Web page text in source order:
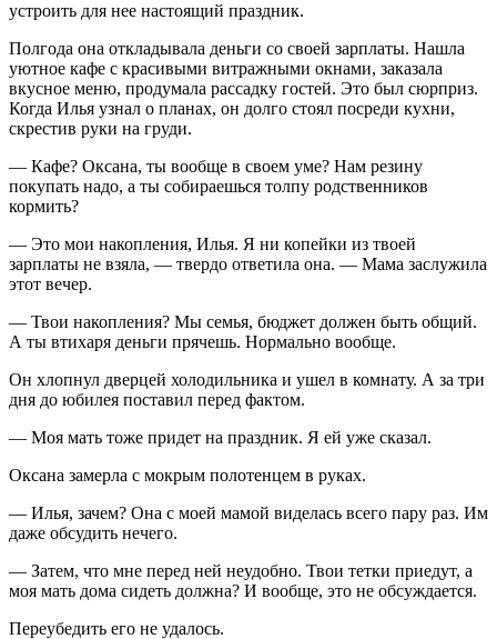
устроить для нее настоящий праздник.
Полгода она откладывала деньги со своей зарплаты. Нашла
уютное кафе с красивыми витражными окнами, заказала
вкусное меню, продумала рассадку гостей. Это был сюрприз.
Когда Илья узнал о планах, он долго стоял посреди кухни,
скрестив руки на груди.
— Кафе? Оксана, ты вообще в своем уме? Нам резину
покупать надо, а ты собираешься толпу родственников
кормить?
— Это мои накопления, Илья. Я ни копейки из твоей
зарплаты не взяла, — твердо ответила она. — Мама заслужила
этот вечер.
— Твои накопления? Мы семья, бюджет должен быть общий.
А ты втихаря деньги прячешь. Нормально вообще.
Он хлопнул дверцей холодильника и ушел в комнату. А за три
дня до юбилея поставил перед фактом.
— Моя мать тоже придет на праздник. Я ей уже сказал.
Оксана замерла с мокрым полотенцем в руках.
— Илья, зачем? Она с моей мамой виделась всего пару раз. Им
даже обсудить нечего.
— Затем, что мне перед ней неудобно. Твои тетки приедут, а
моя мать дома сидеть должна? И вообще, это не обсуждается.
Переубедить его не удалось.